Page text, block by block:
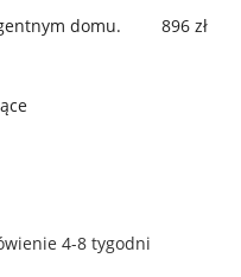
domu.
896 zł
4-8 tygodni